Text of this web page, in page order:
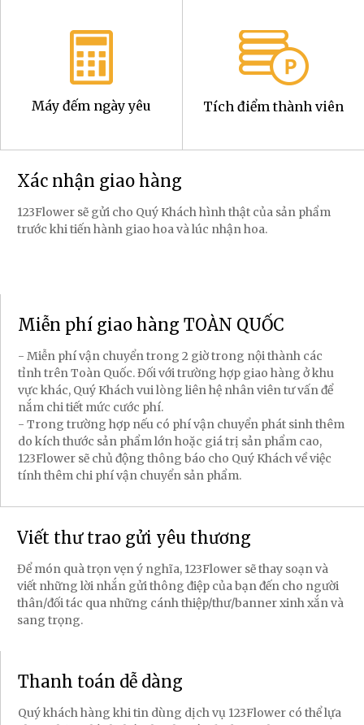
Máy đếm ngày yêu Tích điểm thành viên
Xác nhận giao hàng
123Flower sẽ gửi cho Quý Khách hình thật của sản phẩm
trước khi tiến hành giao hoa và lúc nhận hoa.
Miễn phí giao hàng TOÀN QUỐC
- Miễn phí vận chuyển trong 2 giờ trong nội thành các
tỉnh trên Toàn Quốc. Đối với trường hợp giao hàng ở khu
vực khác, Quý Khách vui lòng liên hệ nhân viên tư vấn để
nắm chi tiết mức cước phí.
- Trong trường hợp nếu có phí vận chuyển phát sinh thêm
do kích thước sản phẩm lớn hoặc giá trị sản phẩm cao,
123Flower sẽ chủ động thông báo cho Quý Khách về việc
tính thêm chi phí vận chuyển sản phẩm.
Viết thư trao gửi yêu thương
Để món quà trọn vẹn ý nghĩa, 123Flower sẽ thay soạn và
viết những lời nhắn gửi thông điệp của bạn đến cho người
thân/đối tác qua những cánh thiệp/thư/banner xinh xắn và
sang trọng.
Thanh toán dễ dàng
Quý khách hàng khi tin dùng dịch vụ 123Flower có thể lựa